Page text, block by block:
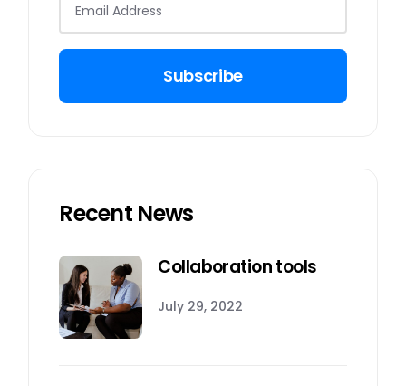
Subscribe
Recent News
Collaboration tools
July 29, 2022